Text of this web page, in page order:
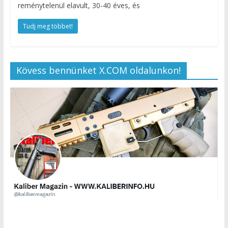
reménytelenül elavult, 30-40 éves, és
Tudj meg többet!
Kövess bennünket X.COM oldalunkon!